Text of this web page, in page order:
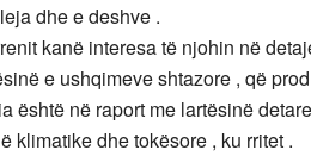
dhe e deshve .
kanë interesa të njohin në
e ushqimeve shtazore , që
është në raport me lartësinë
klimatike dhe tokësore , ku rritet .